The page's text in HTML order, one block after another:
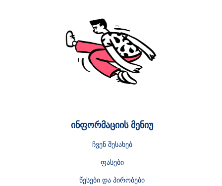
ინფორმაციის მენიუ
ჩვენ შესახებ
ფასები
წესები და პირობები